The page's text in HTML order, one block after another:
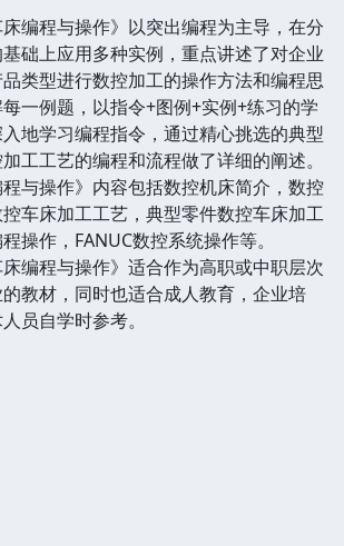
程与操作》以突出编程为主导，在分
础上应用多种实例，重点讲述了对企业
类型进行数控加工的操作方法和编程思
一例题，以指令+图例+实例+练习的学
地学习编程指令，通过精心挑选的典型
工工艺的编程和流程做了详细的阐述。
程与操作》内容包括数控机床简介，数控
车床加工工艺，典型零件数控车床加工
操作，FANUC数控系统操作等。
程与操作》适合作为高职或中职层次
教材，同时也适合成人教育，企业培
员自学时参考。